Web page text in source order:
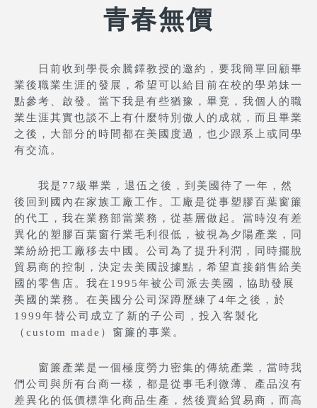
青春無價
日前收到學長余騰鐸教授的邀約，要我簡單回顧畢
業後職業生涯的發展，希望可以給目前在校的學弟妹一
點參考、啟發。當下我是有些猶豫，畢竟，我個人的職
業生涯其實也談不上有什麼特別傲人的成就，而且畢業
之後，大部分的時間都在美國度過，也少跟系上或同學
有交流。
我是77級畢業，退伍之後，到美國待了一年，然
後回到國內在家族工廠工作。工廠是從事塑膠百葉窗簾
的代工，我在業務部當業務，從基層做起。當時沒有差
異化的塑膠百葉窗行業毛利很低，被視為夕陽產業，同
業紛紛把工廠移去中國。公司為了提升利潤，同時擺脫
貿易商的控制，決定去美國設據點，希望直接銷售給美
國的零售店。我在1995年被公司派去美國，協助發展
美國的業務。在美國分公司深蹲歷練了4年之後，於
1999年替公司成立了新的子公司，投入客製化
（custom made）窗簾的事業。
窗簾產業是一個極度勞力密集的傳統產業，當時我
們公司與所有台商一樣，都是從事毛利微薄、產品沒有
差異化的低價標準化商品生產，然後賣給貿易商，而高